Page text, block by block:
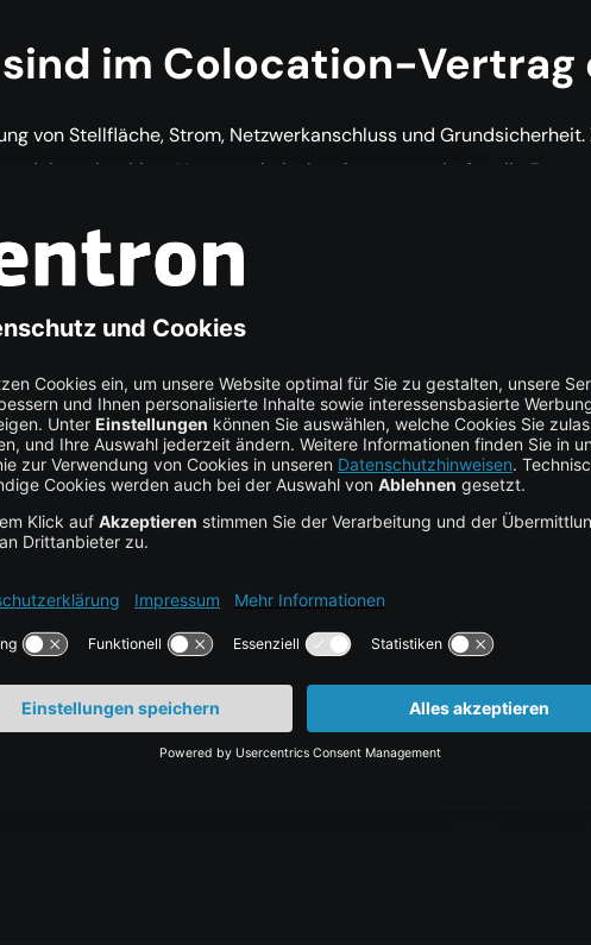
im Colocation-
von Stellfläche, Strom, Netzwerkanschluss und
zubuchbar. Unser technischer Support steht für alle
und Einrichtung ab?
zur Lieferung und Montage der Hardware. Unser Team
in bestehende IT-Strukturen kann durch unser
beraten lassen
umsetzen?
register
Team gerne zur Verfügung: